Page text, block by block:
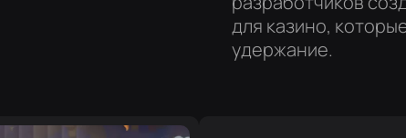
для казино,
удержание.